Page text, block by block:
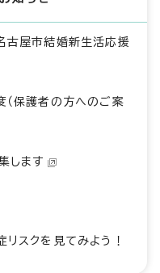
古屋市結婚新生活応援
（保護者の方へのご案
します
スクを見てみよう！